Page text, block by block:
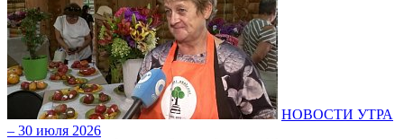
НОВОСТИ УТРА
– 30 июля 2026